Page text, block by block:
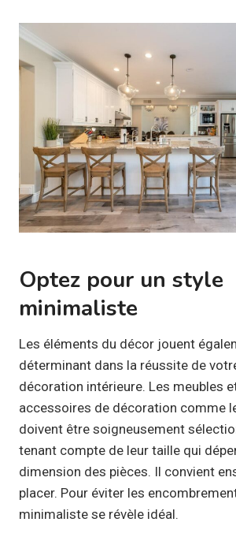
Optez pour un style
minimaliste
Les éléments du décor jouent
déterminant dans la réussite de
décoration intérieure. Les meubles
accessoires de décoration comme
doivent être soigneusement
tenant compte de leur taille qui
dimension des pièces. Il convient
placer. Pour éviter les
minimaliste se révèle idéal.